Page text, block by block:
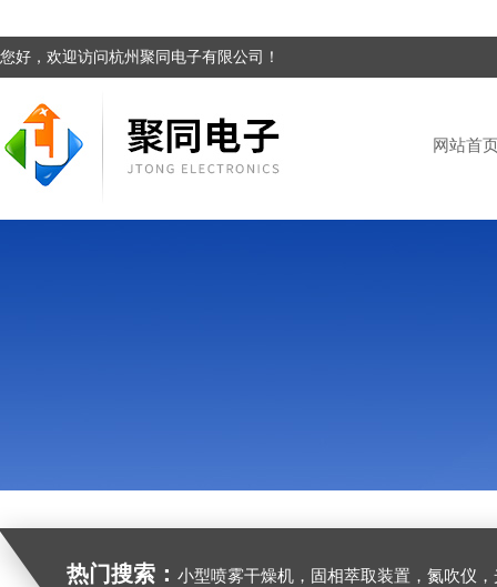
您好，欢迎访问杭州聚同电子有限公司！
网站首
热门搜索： 小型喷雾干燥机，固相萃取装置，氮吹仪，光化学反应仪，低温恒温槽，超声波细胞